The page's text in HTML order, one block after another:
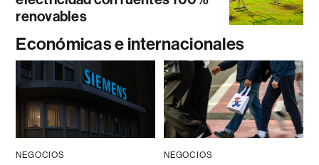
renovables
Económicas e internacionales
NEGOCIOS NEGOCIOS